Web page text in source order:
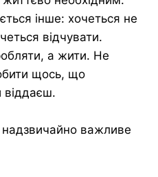
інше: хочеться не
відчувати.
а жити. Не
щось, що
віддаєш.
надзвичайно важливе